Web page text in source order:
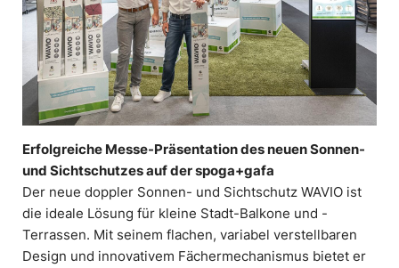
Erfolgreiche Messe-Präsentation des neuen Sonnen-
und Sichtschutzes auf der spoga+gafa
Der neue doppler Sonnen- und Sichtschutz WAVIO ist
die ideale Lösung für kleine Stadt-Balkone und -
Terrassen. Mit seinem flachen, variabel verstellbaren
Design und innovativem Fächermechanismus bietet er